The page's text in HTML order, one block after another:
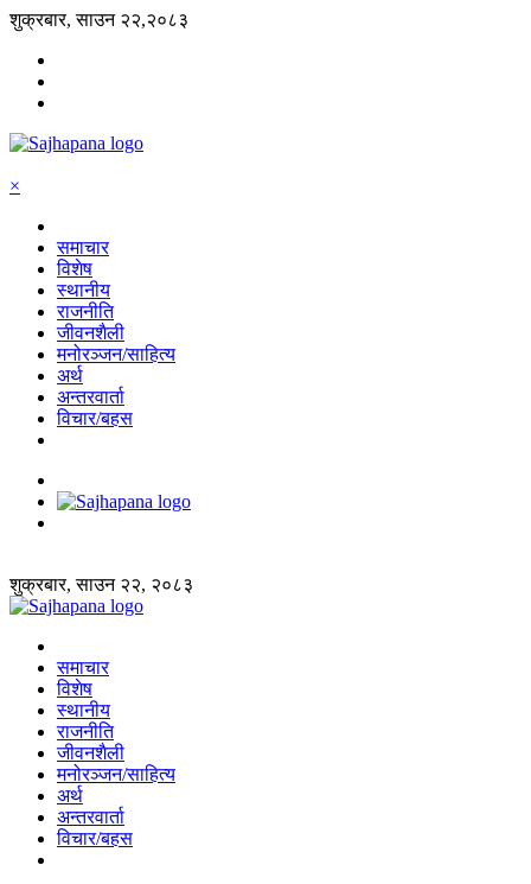
शुक्रबार, साउन २२,२०८३
×
समाचार
विशेष
स्थानीय
राजनीति
जीवनशैली
मनोरञ्जन/साहित्य
अर्थ
अन्तरवार्ता
विचार/बहस
शुक्रबार, साउन २२, २०८३
समाचार
विशेष
स्थानीय
राजनीति
जीवनशैली
मनोरञ्जन/साहित्य
अर्थ
अन्तरवार्ता
विचार/बहस